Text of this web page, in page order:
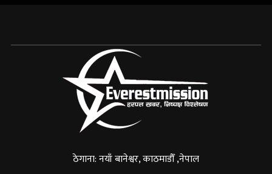
ठेगाना: नयाँ बानेश्वर, काठमाडौँ ,नेपाल